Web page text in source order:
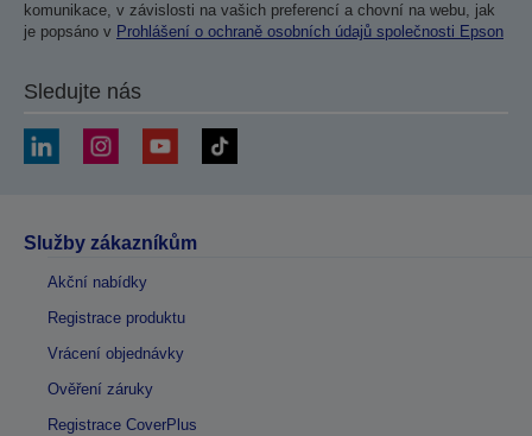
komunikace, v závislosti na vašich preferencí a chovní na webu, jak
je popsáno v Prohlášení o ochraně osobních údajů společnosti Epson
Sledujte nás
Služby zákazníkům
Akční nabídky
Registrace produktu
Vrácení objednávky
Ověření záruky
Registrace CoverPlus